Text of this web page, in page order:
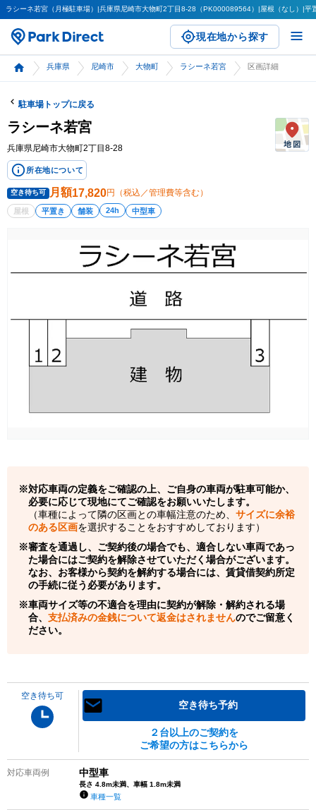
ラシーネ若宮（月極駐車場）|兵庫県尼崎市大物町2丁目8-28（PK000089564）|屋根（なし）|
現在地から探す
兵庫県 尼崎市 大物町 ラシーネ若宮 区画詳細
駐車場トップに戻る
ラシーネ若宮
兵庫県尼崎市大物町2丁目8-28
所在地について
空き待ち可 月額17,820円（税込／管理費等含む）
屋根 平置き 舗装 24h 中型車
対応車両の定義をご確認の上、ご自身の車両が駐車可能か、
必要に応じて現地にてご確認をお願いいたします。
（車種によって隣の区画との車幅注意のため、 サイズに余裕
のある区画を選択することをおすすめしております）
審査を通過し、ご契約後の場合でも、適合しない車両であっ
た場合にはご契約を解除させていただく場合がございます。
なお、お客様から契約を解約する場合には、賃貸借契約所定
の手続に従う必要があります。
車両サイズ等の不適合を理由に契約が解除・解約される場
合、 支払済みの金銭について返金はされませんのでご留意く
ださい。
空き待ち可
空き待ち予約
２台以上のご契約を
ご希望の方はこちらから
対応車両例 中型車
長さ 4.8m未満、車幅 1.8m未満
車種一覧